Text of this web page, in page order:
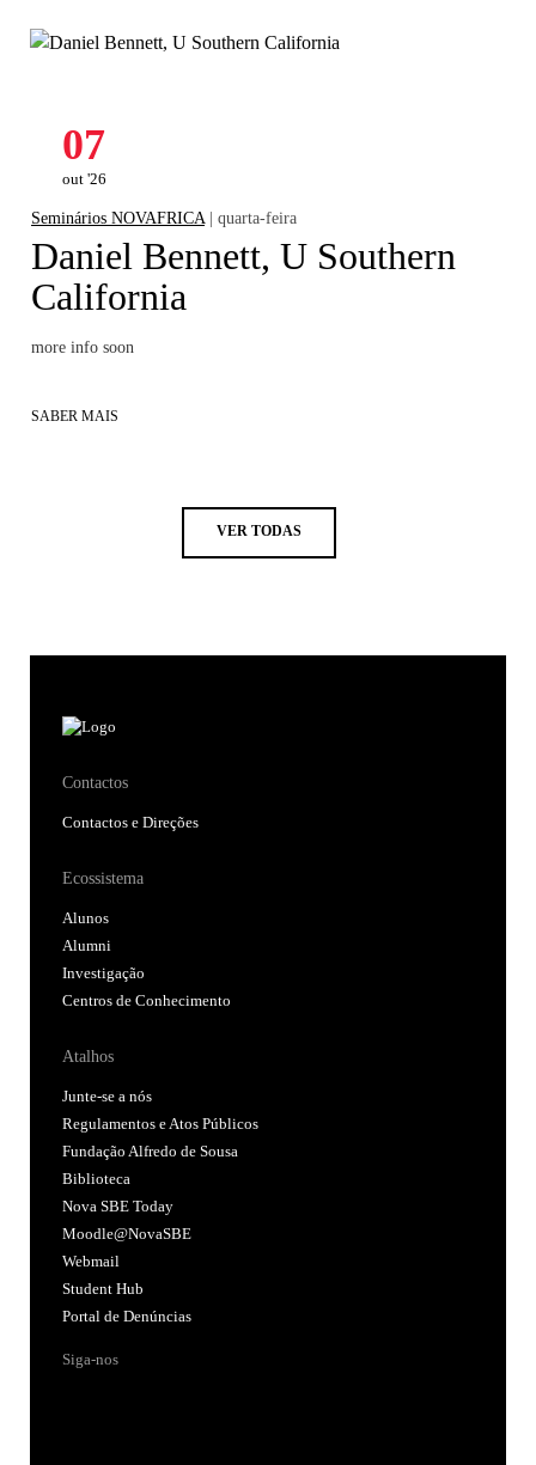
07
out '26
Seminários NOVAFRICA | quarta-feira
Daniel Bennett, U Southern
California
more info soon
SABER MAIS
VER TODAS
Contactos
Contactos e Direções
Ecossistema
Alunos
Alumni
Investigação
Centros de Conhecimento
Atalhos
Junte-se a nós
Regulamentos e Atos Públicos
Fundação Alfredo de Sousa
Biblioteca
Nova SBE Today
Moodle@NovaSBE
Webmail
Student Hub
Portal de Denúncias
Siga-nos